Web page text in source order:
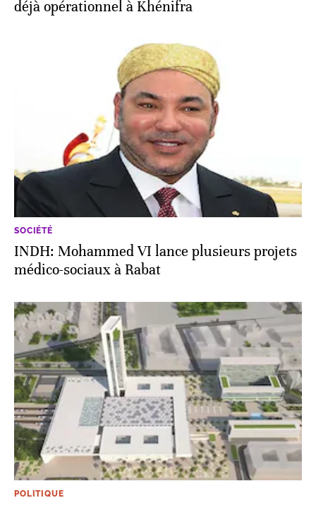
déjà opérationnel à Khénifra
SOCIÉTÉ
INDH: Mohammed VI lance plusieurs projets
médico-sociaux à Rabat
POLITIQUE